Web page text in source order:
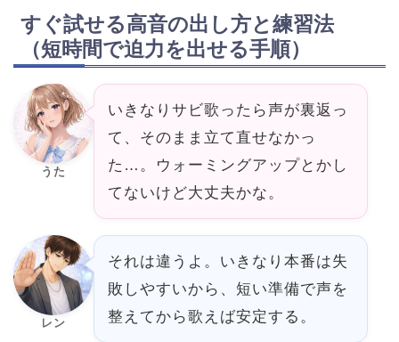
すぐ試せる高音の出し方と練習法
（短時間で迫力を出せる手順）
うた
いきなりサビ歌ったら声が裏返っ
て、そのまま立て直せなかっ
た…。ウォーミングアップとかし
てないけど大丈夫かな。
レン
それは違うよ。いきなり本番は失
敗しやすいから、短い準備で声を
整えてから歌えば安定する。